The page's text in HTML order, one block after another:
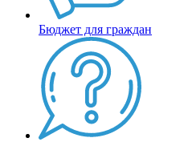
Бюджет для граждан